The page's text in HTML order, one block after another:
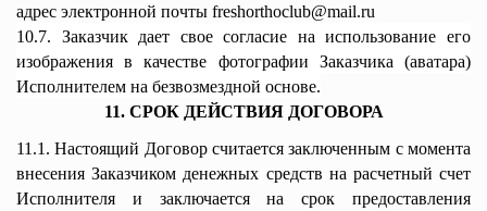
адрес электронной почты freshorthoclub@mail.ru
10.7. Заказчик дает свое согласие на использование его
изображения в качестве фотографии Заказчика (аватара)
Исполнителем на безвозмездной основе.
11. СРОК ДЕЙСТВИЯ ДОГОВОРА
11.1. Настоящий Договор считается заключенным с момента
внесения Заказчиком денежных средств на расчетный счет
Исполнителя и заключается на срок предоставления